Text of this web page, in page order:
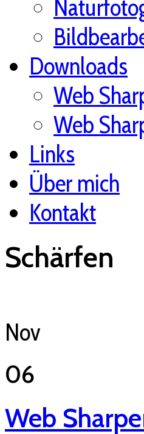
Downloads
Web
Web
Links
Über mich
Kontakt
Schärfen
Nov
06
Web